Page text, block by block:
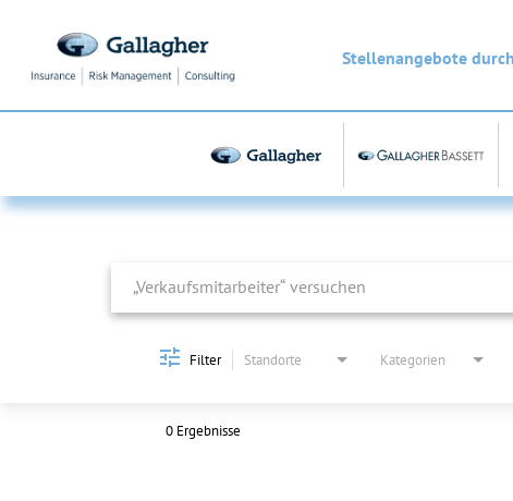
Stellenangebote
Job Search Page
Filter Standorte Kategorien
0 Ergebnisse